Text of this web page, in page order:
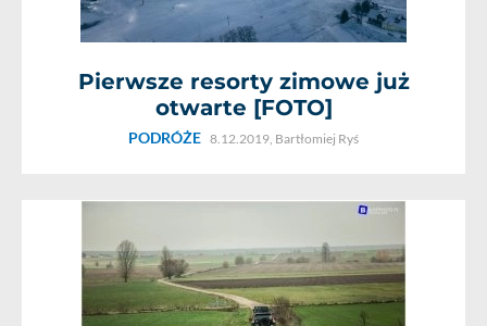
Pierwsze resorty zimowe już
otwarte [FOTO]
PODRÓŻE 8.12.2019, Bartłomiej Ryś